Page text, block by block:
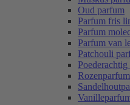
Oud parfum
Parfum fris
Parfum
Parfum van
Patchouli
Rozenparfum